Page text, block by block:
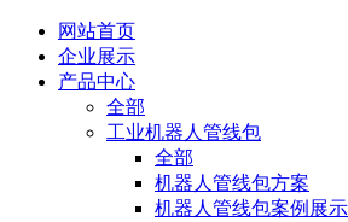
网站首页
企业展示
产品中心
全部
工业机器人管线包
全部
机器人管线包方案
机器人管线包案例展示